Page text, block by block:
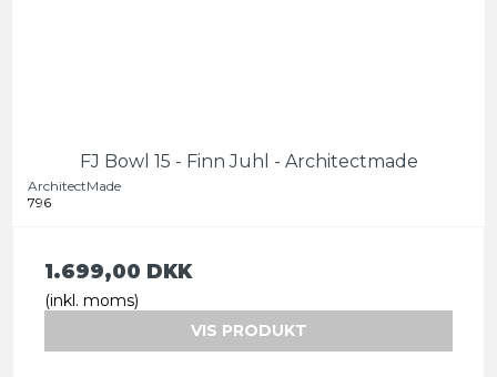
FJ Bowl 15 - Finn Juhl - Architectmade
ArchitectMade
796
1.699,00 DKK
(inkl. moms)
VIS PRODUKT